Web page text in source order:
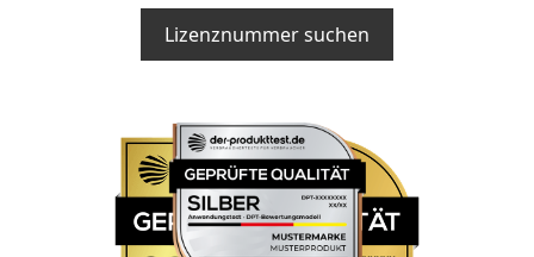
Lizenznummer suchen